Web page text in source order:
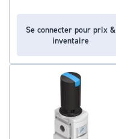
Se connecter pour prix &
inventaire